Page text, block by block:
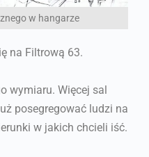
w hangarze
na Filtrową 63.
wymiaru. Więcej sal
posegregować ludzi na
w jakich chcieli iść.